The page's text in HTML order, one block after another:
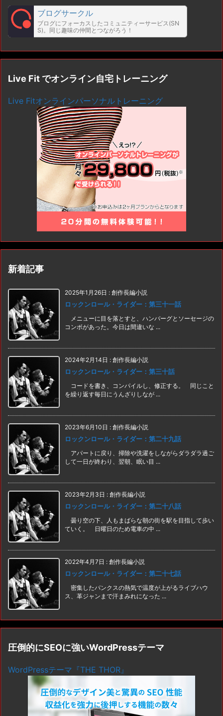
ブログサークル
ブログにフォーカスしたコミュニティーサービス(SN
S)。同じ趣味の仲間とつながろう！
Live Fit でオンライン自宅トレーニング
Live Fitオンラインパーソナルトレーニング
新着記事
2025年1月26日 : 創作長編小説
ロックンロール・ライダー：第三十一話
メニューに目を落とすと、ハンバーグとソーセージの
コンボがあった。今日は間違いな ...
2024年2月14日 : 創作長編小説
ロックンロール・ライダー：第三十話
コードを書き、コンパイルし、修正する。 同じこと
を繰り返す毎日にうんざりしなが ...
2023年6月10日 : 創作長編小説
ロックンロール・ライダー：第二十九話
アパートに戻り、掃除や洗濯をしながらダラダラ過ご
して一日が終わり、翌朝、眠い目 ...
2023年2月3日 : 創作長編小説
ロックンロール・ライダー：第二十八話
曇り空の下、人もまばらな朝の街を駅を目指して歩い
ていく。 日曜日のため電車の中 ...
2022年4月7日 : 創作長編小説
ロックンロール・ライダー：第二十七話
密集したパンクスの熱気で温度が上がるライブハウ
ス、革ジャンまで汗まみれになった ...
圧倒的にSEOに強いWordPressテーマ
WordPressテーマ『THE THOR』